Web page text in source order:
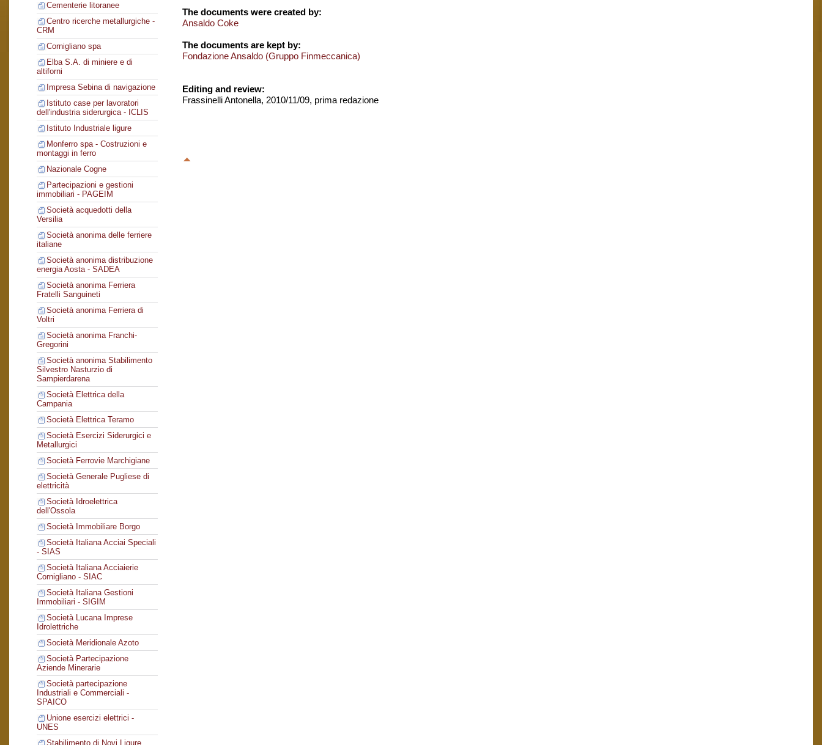
Cementerie litoranee
Centro ricerche metallurgiche -
CRM
Cornigliano spa
Elba S.A. di miniere e di
altiforni
Impresa Sebina di navigazione
Istituto case per lavoratori
dell'industria siderurgica - ICLIS
Istituto Industriale ligure
Monferro spa - Costruzioni e
montaggi in ferro
Nazionale Cogne
Partecipazioni e gestioni
immobiliari - PAGEIM
Società acquedotti della
Versilia
Società anonima delle ferriere
italiane
Società anonima distribuzione
energia Aosta - SADEA
Società anonima Ferriera
Fratelli Sanguineti
Società anonima Ferriera di
Voltri
Società anonima Franchi-
Gregorini
Società anonima Stabilimento
Silvestro Nasturzio di
Sampierdarena
Società Elettrica della
Campania
Società Elettrica Teramo
Società Esercizi Siderurgici e
Metallurgici
Società Ferrovie Marchigiane
Società Generale Pugliese di
elettricità
Società Idroelettrica
dell'Ossola
Società Immobiliare Borgo
Società Italiana Acciai Speciali
- SIAS
Società Italiana Acciaierie
Cornigliano - SIAC
Società Italiana Gestioni
Immobiliari - SIGIM
Società Lucana Imprese
Idrolettriche
Società Meridionale Azoto
Società Partecipazione
Aziende Minerarie
Società partecipazione
Industriali e Commerciali -
SPAICO
Unione esercizi elettrici -
UNES
Stabilimento di Novi Ligure
The documents were created by:
Ansaldo Coke
The documents are kept by:
Fondazione Ansaldo (Gruppo Finmeccanica)
Editing and review:
Frassinelli Antonella, 2010/11/09, prima redazione